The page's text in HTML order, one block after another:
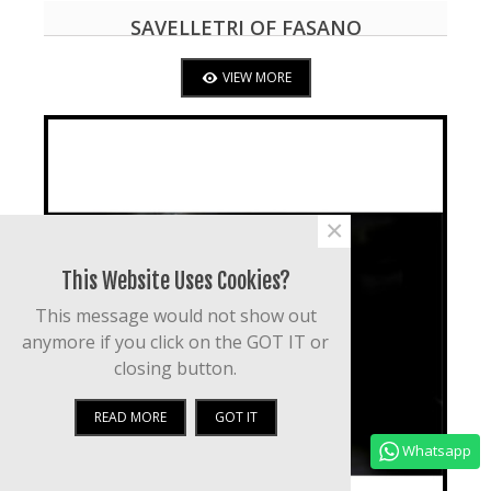
Whatsapp
SAVELLETRI OF FASANO
VIEW MORE
This Website Uses Cookies?
This message would not show out
anymore if you click on the GOT IT or
closing button.
READ MORE GOT IT
×